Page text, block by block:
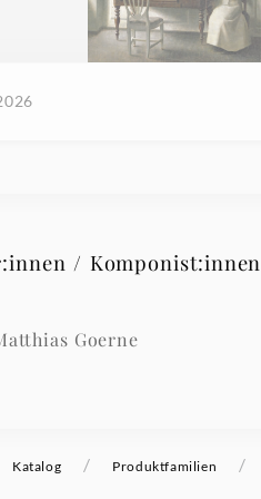
/ Komponist:innen
Goerne
Katalog / Produktfamilien /